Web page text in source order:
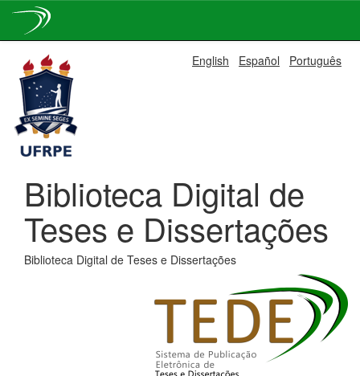
navigation
English Español Português
Biblioteca Digital de
Teses e Dissertações
Biblioteca Digital de Teses e Dissertações